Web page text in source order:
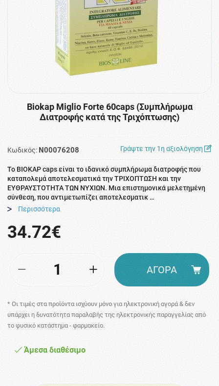
Biokap Miglio Forte 60caps (Συμπλήρωμα
Διατροφής κατά της Τριχόπτωσης)
Κωδικός: N00076208 Γράψτε την 1η αξιολόγηση
Το ΒΙΟΚΑΡ caps είναι το ιδανικό συμπλήρωμα διατροφής που
καταπολεμά αποτελεσματικά την ΤΡΙΧΟΠΤΩΣΗ και την
ΕΥΘΡΑΥΣΤΟΤΗΤΑ ΤΩΝ ΝΥΧΙΩΝ. Μια επιστημονικά μελετημένη
σύνθεση, που αντιμετωπίζει αποτελεσματικ …
Περισσότερα
34.72€
* Οι τιμές στα προϊόντα ισχύουν μόνο για ηλεκτρονική αγορά & δεν
υπάρχει η δυνατότητα παραλαβής της ηλεκτρονικής παραγγελίας από
το φυσικό κατάστημα - φαρμακείο.
Άμεσα διαθέσιμο
ΑΓΟΡΑ